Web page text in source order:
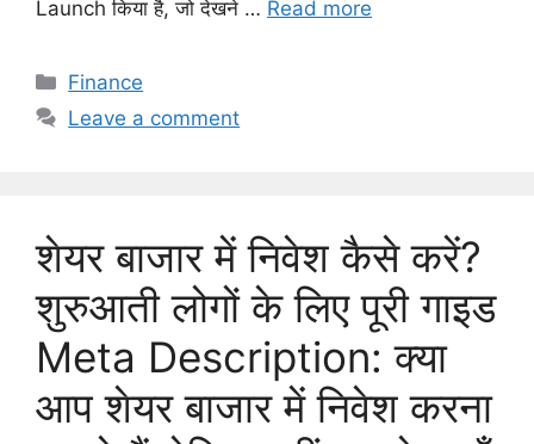
Launch किया है, जो देखने … Read more
C
a
r
e
s
Finance
Leave a comment
शेयर बाजार में निवेश कैसे करें?
शुरुआती लोगों के लिए पूरी गाइड
Meta Description: क्या
आप शेयर बाजार में निवेश करना